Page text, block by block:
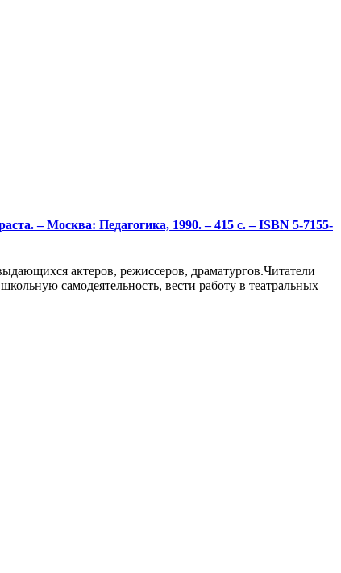
– Москва: Педагогика, 1990. – 415 с. – ISBN 5-7155-
актеров, режиссеров, драматургов.Читатели
самодеятельность, вести работу в театральных